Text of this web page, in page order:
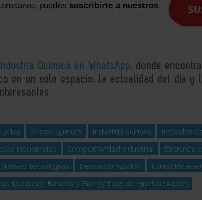
puedes suscribirte a nuestros
Química en WhatsApp, donde
en un solo espacio: la actualidad del día y
Sector químico Industria química
Infoedita
industriales
Competitividad industrial Eficiencia
Nuevas tecnologías Descarbonización
transición
Químicas, Básicas y Energéticas de Huelva (Aiqbe)